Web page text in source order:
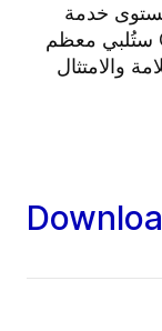
خدمة
خاصة بخدمة GEA PerformancePlus ستُلبي معظم
والامتثال